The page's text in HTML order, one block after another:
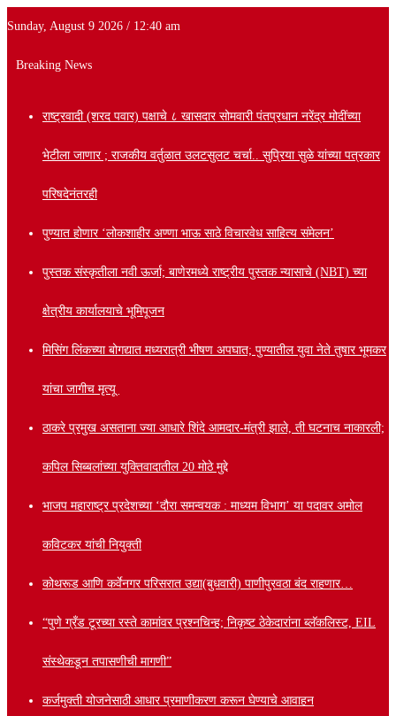
Sunday, August 9 2026 / 12:40 am
Breaking News
राष्ट्रवादी (शरद पवार) पक्षाचे ८ खासदार सोमवारी पंतप्रधान नरेंद्र मोदींच्या
भेटीला जाणार ; राजकीय वर्तुळात उलटसुलट चर्चा.. सुप्रिया सुळे यांच्या पत्रकार
परिषदेनंतरही
पुण्यात होणार ‘लोकशाहीर अण्णा भाऊ साठे विचारवेध साहित्य संमेलन’
पुस्तक संस्कृतीला नवी ऊर्जा; बाणेरमध्ये राष्ट्रीय पुस्तक न्यासाचे (NBT) च्या
क्षेत्रीय कार्यालयाचे भूमिपूजन
मिसिंग लिंकच्या बोगद्यात मध्यरात्री भीषण अपघात; पुण्यातील युवा नेते तुषार भूमकर
यांचा जागीच मृत्यू
ठाकरे प्रमुख असताना ज्या आधारे शिंदे आमदार-मंत्री झाले, ती घटनाच नाकारली;
कपिल सिब्बलांच्या युक्तिवादातील 20 मोठे मुद्दे
भाजप महाराष्ट्र प्रदेशच्या ‘दौरा समन्वयक : माध्यम विभाग’ या पदावर अमोल
कविटकर यांची नियुक्ती
कोथरूड आणि कर्वेनगर परिसरात उद्या(बुधवारी) पाणीपुरवठा बंद राहणार…
“पुणे ग्रँड टूरच्या रस्ते कामांवर प्रश्नचिन्ह; निकृष्ट ठेकेदारांना ब्लॅकलिस्ट, EIL
संस्थेकडून तपासणीची मागणी”
कर्जमुक्ती योजनेसाठी आधार प्रमाणीकरण करून घेण्याचे आवाहन